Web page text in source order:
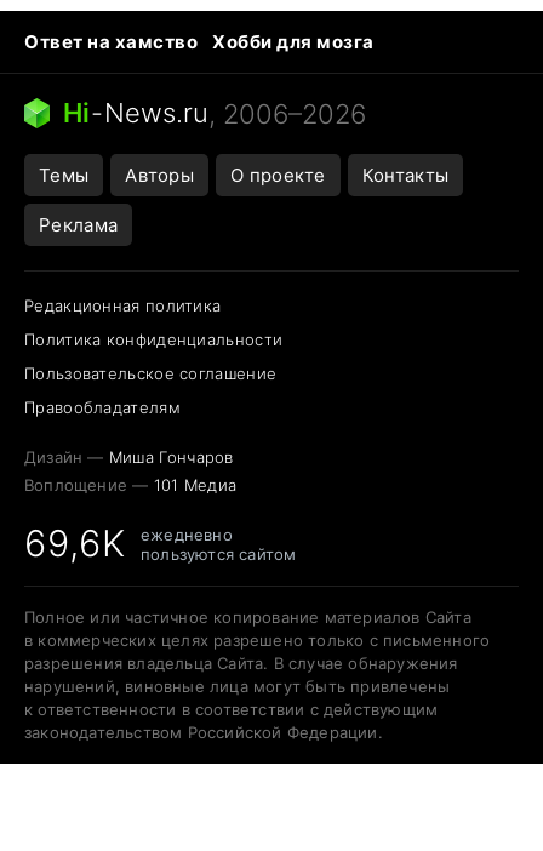
Ответ на хамство
Хобби для мозга
Бензин 100 vs 95
Тунцы в океанариуме
Следующая пандемия
Hi-News.ru, 2006–2026
Темы Авторы О проекте Контакты
Реклама
Редакционная политика
Политика конфиденциальности
Пользовательское соглашение
Правообладателям
Дизайн — Миша Гончаров
Воплощение — 101 Медиа
69,6K
ежедневно
пользуются сайтом
Полное или частичное копирование материалов Сайта
в коммерческих целях разрешено только с письменного
разрешения владельца Сайта. В случае обнаружения
нарушений, виновные лица могут быть привлечены
к ответственности в соответствии с действующим
законодательством Российской Федерации.